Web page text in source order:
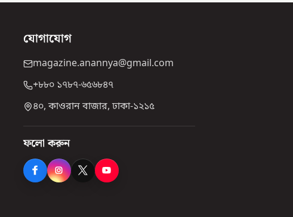
যোগাযোগ
magazine.anannya@gmail.com
+৮৮০ ১৭৮৭-৬৫৬৮৪৭
৪০, কাওরান বাজার, ঢাকা-১২১৫
ফলো করুন